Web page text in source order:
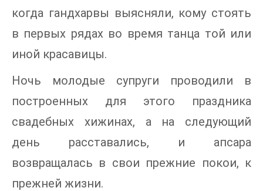
когда гандхарвы выясняли, кому стоять
в первых рядах во время танца той или
иной красавицы.
Ночь молодые супруги проводили в
построенных для этого праздника
свадебных хижинах, а на следующий
день расставались, и апсара
возвращалась в свои прежние покои, к
прежней жизни.